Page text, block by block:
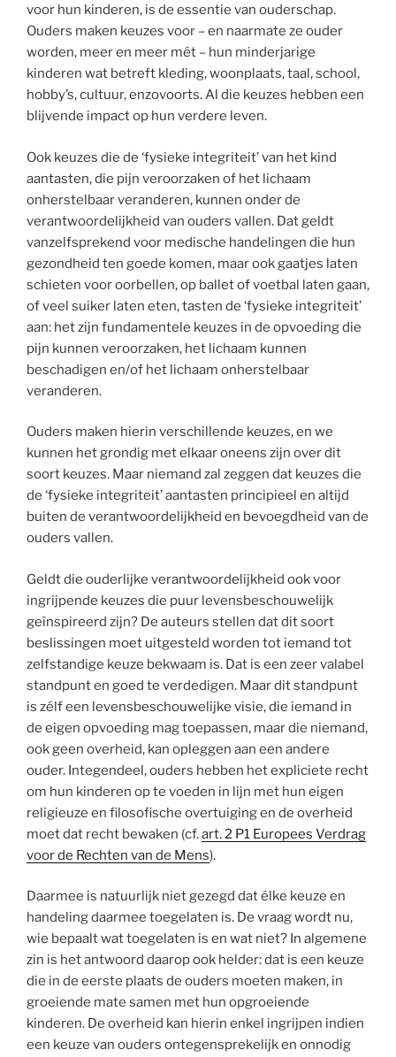
voor hun kinderen, is de essentie van ouderschap.
Ouders maken keuzes voor – en naarmate ze ouder
worden, meer en meer mét – hun minderjarige
kinderen wat betreft kleding, woonplaats, taal, school,
hobby’s, cultuur, enzovoorts. Al die keuzes hebben een
blijvende impact op hun verdere leven.
Ook keuzes die de ‘fysieke integriteit’ van het kind
aantasten, die pijn veroorzaken of het lichaam
onherstelbaar veranderen, kunnen onder de
verantwoordelijkheid van ouders vallen. Dat geldt
vanzelfsprekend voor medische handelingen die hun
gezondheid ten goede komen, maar ook gaatjes laten
schieten voor oorbellen, op ballet of voetbal laten gaan,
of veel suiker laten eten, tasten de ‘fysieke integriteit’
aan: het zijn fundamentele keuzes in de opvoeding die
pijn kunnen veroorzaken, het lichaam kunnen
beschadigen en/of het lichaam onherstelbaar
veranderen.
Ouders maken hierin verschillende keuzes, en we
kunnen het grondig met elkaar oneens zijn over dit
soort keuzes. Maar niemand zal zeggen dat keuzes die
de ‘fysieke integriteit’ aantasten principieel en altijd
buiten de verantwoordelijkheid en bevoegdheid van de
ouders vallen.
Geldt die ouderlijke verantwoordelijkheid ook voor
ingrijpende keuzes die puur levensbeschouwelijk
geïnspireerd zijn? De auteurs stellen dat dit soort
beslissingen moet uitgesteld worden tot iemand tot
zelfstandige keuze bekwaam is. Dat is een zeer valabel
standpunt en goed te verdedigen. Maar dit standpunt
is zélf een levensbeschouwelijke visie, die iemand in
de eigen opvoeding mag toepassen, maar die niemand,
ook geen overheid, kan opleggen aan een andere
ouder. Integendeel, ouders hebben het expliciete recht
om hun kinderen op te voeden in lijn met hun eigen
religieuze en filosofische overtuiging en de overheid
moet dat recht bewaken (cf.art. 2 P1 Europees Verdrag
voor de Rechten van de Mens).
Daarmee is natuurlijk niet gezegd dat élke keuze en
handeling daarmee toegelaten is. De vraag wordt nu,
wie bepaalt wat toegelaten is en wat niet? In algemene
zin is het antwoord daarop ook helder: dat is een keuze
die in de eerste plaats de ouders moeten maken, in
groeiende mate samen met hun opgroeiende
kinderen. De overheid kan hierin enkel ingrijpen indien
een keuze van ouders ontegensprekelijk en onnodig